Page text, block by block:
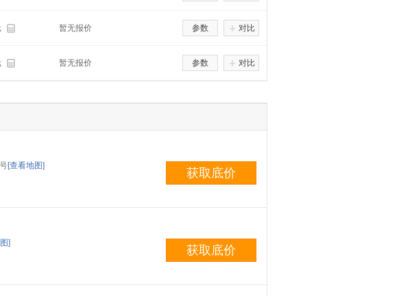
暂无报价 参数 对比
暂无报价 参数 对比
获取底价
[查看地图]
获取底价
]